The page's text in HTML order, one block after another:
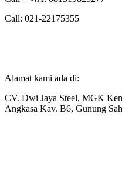
Call: 021-22175355
Alamat kami ada di:
CV. Dwi Jaya Steel, MGK
Angkasa Kav. B6, Gunung